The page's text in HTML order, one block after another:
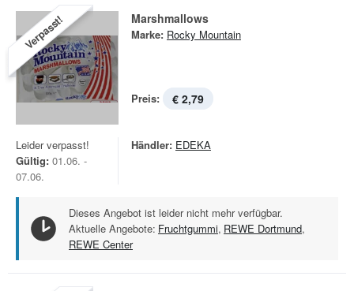
Verpasst! Marshmallows
Marke: Rocky Mountain
Preis: € 2,79
Leider verpasst!
Gültig: 01.06. -
07.06.
Händler: EDEKA
Dieses Angebot ist leider nicht mehr verfügbar.
Aktuelle Angebote: Fruchtgummi, REWE Dortmund,
REWE Center